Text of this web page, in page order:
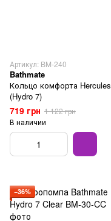
Артикул: BM-240
Bathmate
Кольцо комфорта Hercules
(Hydro 7)
719 грн 1 122 грн
В наличии
−36%